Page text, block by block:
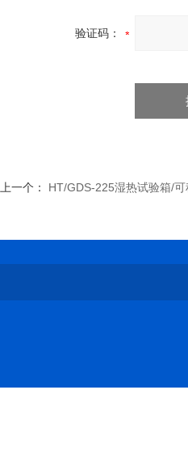
验证码：
上一个： HT/GDS-225湿热试验箱/